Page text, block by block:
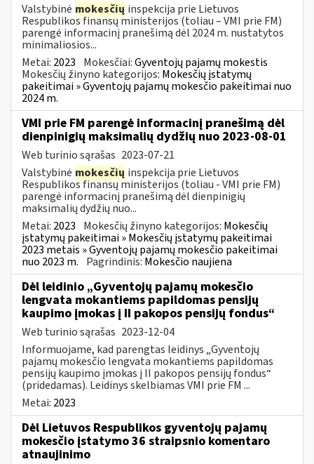
Valstybinė mokesčių inspekcija prie Lietuvos
Respublikos finansų ministerijos (toliau – VMI prie FM)
parengė informacinį pranešimą dėl 2024 m. nustatytos
minimaliosios...
Metai: 2023 Mokesčiai:Gyventojų pajamų mokestis
Mokesčių žinyno kategorijos: Mokesčių įstatymų
pakeitimai » Gyventojų pajamų mokesčio pakeitimai nuo
2024 m.
VMI prie FM parengė informacinį pranešimą dėl
dienpinigių maksimalių dydžių nuo 2023-08-01
Web turinio sąrašas 2023-07-21
Valstybinė mokesčių inspekcija prie Lietuvos
Respublikos finansų ministerijos (toliau - VMI prie FM)
parengė informacinį pranešimą dėl dienpinigių
maksimalių dydžių nuo...
Metai: 2023 Mokesčių žinyno kategorijos: Mokesčių
įstatymų pakeitimai » Mokesčių įstatymų pakeitimai
2023 metais » Gyventojų pajamų mokesčio pakeitimai
nuo 2023 m. Pagrindinis: Mokesčio naujiena
Dėl leidinio „Gyventojų pajamų mokesčio
lengvata mokantiems papildomas pensijų
kaupimo įmokas į II pakopos pensijų fondus“
Web turinio sąrašas 2023-12-04
Informuojame, kad parengtas leidinys „Gyventojų
pajamų mokesčio lengvata mokantiems papildomas
pensijų kaupimo įmokas į II pakopos pensijų fondus“
(pridedamas). Leidinys skelbiamas VMI prie FM ...
Metai: 2023
Dėl Lietuvos Respublikos gyventojų pajamų
mokesčio įstatymo 36 straipsnio komentaro
atnaujinimo